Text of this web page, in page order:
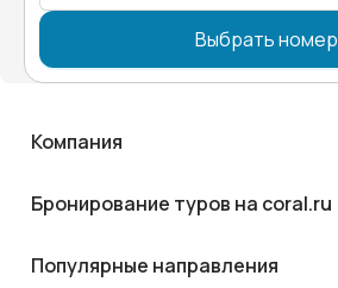
Выбрать номер
Компания
Бронирование туров на coral.ru
Популярные направления